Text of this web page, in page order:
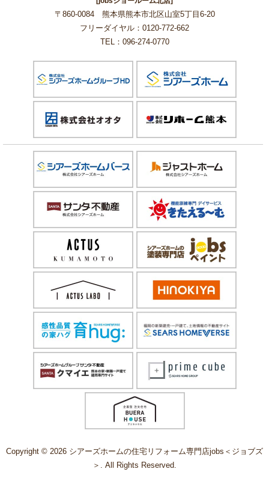
〒860-0084 熊本県熊本市北区山室5丁目6-20
フリーダイヤル：0120-772-662
TEL：096-274-0770
Copyright © 2026 シアーズホームの住宅リフォーム専門店jobs＜ジョブズ
＞. All Rights Reserved.